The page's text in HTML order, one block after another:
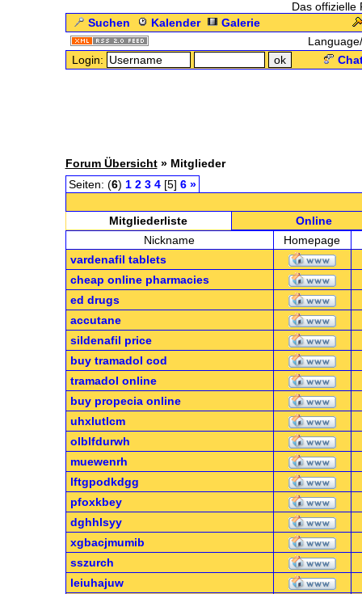
Das offizielle
Suchen
Kalender
Galerie
Login:
Forum Übersicht» Mitglieder
Seiten: (6) 1 2 3 4[5] 6 »
Mitgliederliste
Online
Nickname
Homepage
vardenafil tablets
cheap online pharmacies
ed drugs
accutane
sildenafil price
buy tramadol cod
tramadol online
buy propecia online
uhxlutlcm
olblfdurwh
muewenrh
lftgpodkdgg
pfoxkbey
dghhlsyy
xgbacjmumib
sszurch
leiuhajuw